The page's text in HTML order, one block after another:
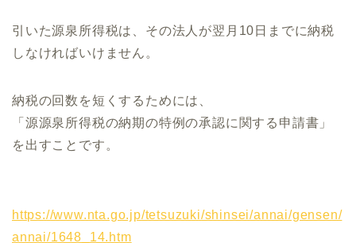
引いた源泉所得税は、その法人が翌月10日までに納税
しなければいけません。
納税の回数を短くするためには、
「源源泉所得税の納期の特例の承認に関する申請書」
を出すことです。
https://www.nta.go.jp/tetsuzuki/shinsei/annai/gensen/
annai/1648_14.htm